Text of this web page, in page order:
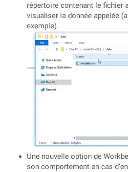
répertoire contenant le fichier
visualiser la donnée appelée
exemple).
Une nouvelle option de
son comportement en cas